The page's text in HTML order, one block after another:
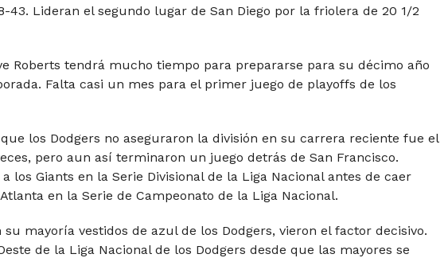
43. Lideran el segundo lugar de San Diego por la friolera de 20 1/2
Roberts tendrá mucho tiempo para prepararse para su décimo año
Falta casi un mes para el primer juego de playoffs de los
los Dodgers no aseguraron la división en su carrera reciente fue el
pero aun así terminaron un juego detrás de San Francisco.
los Giants en la Serie Divisional de la Liga Nacional antes de caer
en la Serie de Campeonato de la Liga Nacional.
su mayoría vestidos de azul de los Dodgers, vieron el factor decisivo.
de la Liga Nacional de los Dodgers desde que las mayores se